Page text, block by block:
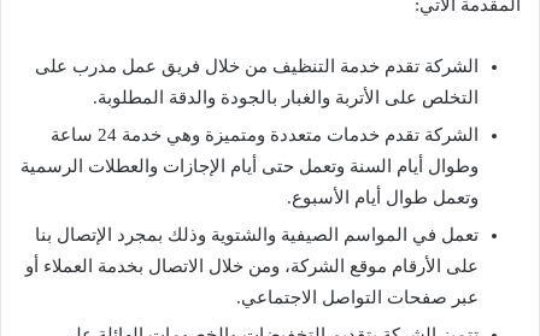
المقدمة الآتي:
الشركة تقدم خدمة التنظيف من خلال فريق عمل مدرب على
التخلص على الأتربة والغبار بالجودة والدقة المطلوبة.
الشركة تقدم خدمات متعددة ومتميزة وهي خدمة 24 ساعة
وطوال أيام السنة وتعمل حتى أيام الإجازات والعطلات الرسمية
وتعمل طوال أيام الأسبوع.
تعمل في المواسم الصيفية والشتوية وذلك بمجرد الإتصال بنا
على الأرقام موقع الشركة، ومن خلال الاتصال بخدمة العملاء أو
عبر صفحات التواصل الاجتماعي.